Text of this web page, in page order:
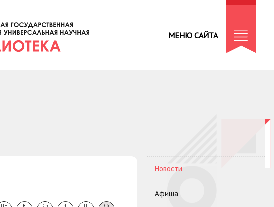
МЕНЮ САЙТА
ПН Вт Ср Чт Пт Сб
Новости
Афиша